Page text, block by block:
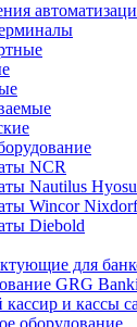
NCR
Nautilus
Wincor Nixdorf
Diebold
для
GRG
и кассы
оборудование